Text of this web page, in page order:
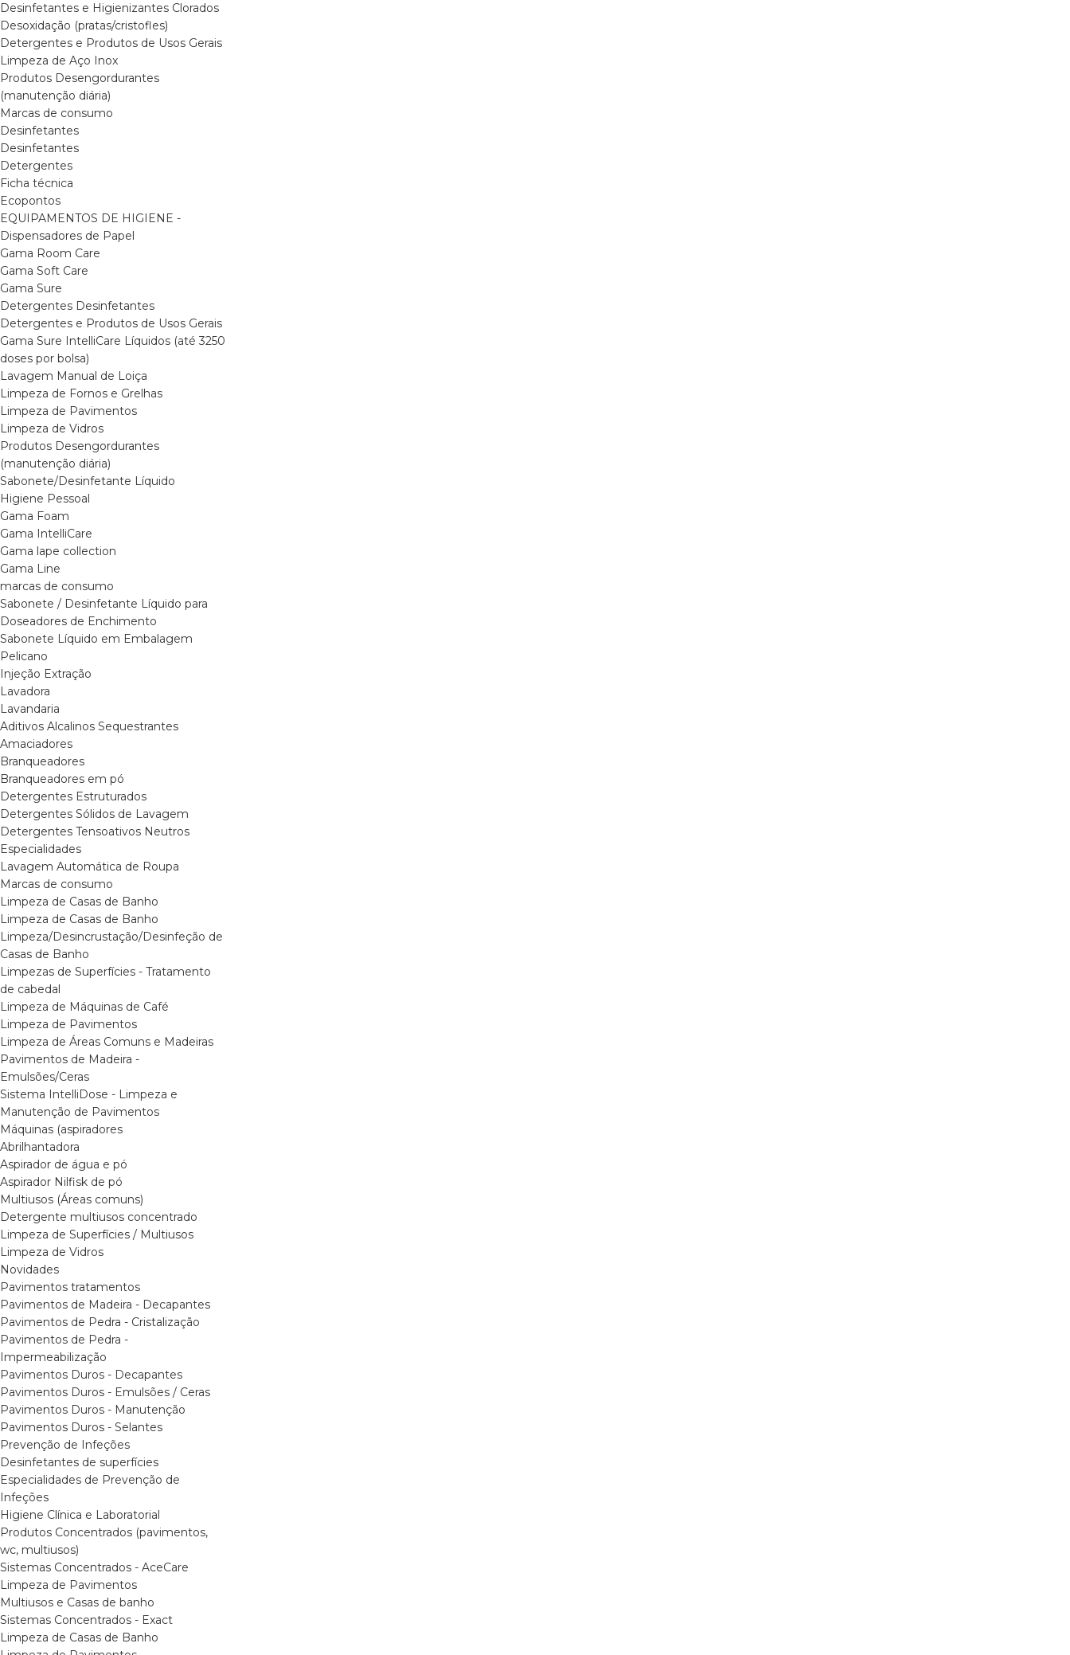
Desinfetantes e Higienizantes Clorados
Desoxidação (pratas/cristofles)
Detergentes e Produtos de Usos Gerais
Limpeza de Aço Inox
Produtos Desengordurantes
(manutenção diária)
Marcas de consumo
Desinfetantes
Desinfetantes
Detergentes
Ficha técnica
Ecopontos
EQUIPAMENTOS DE HIGIENE -
Dispensadores de Papel
Gama Room Care
Gama Soft Care
Gama Sure
Detergentes Desinfetantes
Detergentes e Produtos de Usos Gerais
Gama Sure IntelliCare Líquidos (até 3250
doses por bolsa)
Lavagem Manual de Loiça
Limpeza de Fornos e Grelhas
Limpeza de Pavimentos
Limpeza de Vidros
Produtos Desengordurantes
(manutenção diária)
Sabonete/Desinfetante Líquido
Higiene Pessoal
Gama Foam
Gama IntelliCare
Gama lape collection
Gama Line
marcas de consumo
Sabonete / Desinfetante Líquido para
Doseadores de Enchimento
Sabonete Líquido em Embalagem
Pelicano
Injeção Extração
Lavadora
Lavandaria
Aditivos Alcalinos Sequestrantes
Amaciadores
Branqueadores
Branqueadores em pó
Detergentes Estruturados
Detergentes Sólidos de Lavagem
Detergentes Tensoativos Neutros
Especialidades
Lavagem Automática de Roupa
Marcas de consumo
Limpeza de Casas de Banho
Limpeza de Casas de Banho
Limpeza/Desincrustação/Desinfeção de
Casas de Banho
Limpezas de Superfícies - Tratamento
de cabedal
Limpeza de Máquinas de Café
Limpeza de Pavimentos
Limpeza de Áreas Comuns e Madeiras
Pavimentos de Madeira -
Emulsões/Ceras
Sistema IntelliDose - Limpeza e
Manutenção de Pavimentos
Máquinas (aspiradores
Abrilhantadora
Aspirador de água e pó
Aspirador Nilfisk de pó
Multiusos (Áreas comuns)
Detergente multiusos concentrado
Limpeza de Superfícies / Multiusos
Limpeza de Vidros
Novidades
Pavimentos tratamentos
Pavimentos de Madeira - Decapantes
Pavimentos de Pedra - Cristalização
Pavimentos de Pedra -
Impermeabilização
Pavimentos Duros - Decapantes
Pavimentos Duros - Emulsões / Ceras
Pavimentos Duros - Manutenção
Pavimentos Duros - Selantes
Prevenção de Infeções
Desinfetantes de superfícies
Especialidades de Prevenção de
Infeções
Higiene Clínica e Laboratorial
Produtos Concentrados (pavimentos,
wc, multiusos)
Sistemas Concentrados - AceCare
Limpeza de Pavimentos
Multiusos e Casas de banho
Sistemas Concentrados - Exact
Limpeza de Casas de Banho